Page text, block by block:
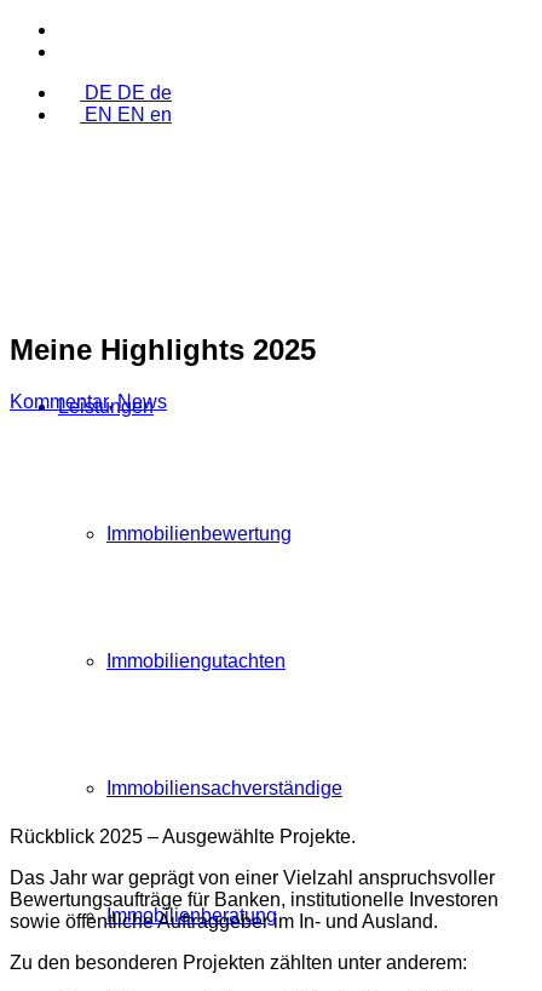
DE DE de
EN EN en
Leistungen
Immobilienbewertung
Immobiliengutachten
Immobiliensachverständige
Immobilienberatung
Meine Highlights 2025
Kommentar,News
Rückblick 2025 – Ausgewählte Projekte.
Das Jahr war geprägt von einer Vielzahl anspruchsvoller
Bewertungsaufträge für Banken, institutionelle Investoren
sowie öffentliche Auftraggeber im In‑ und Ausland.
Zu den besonderen Projekten zählten unter anderem: